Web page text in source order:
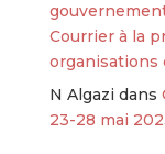
Courrier à la
organisations
N Algazi dans
23-28 mai